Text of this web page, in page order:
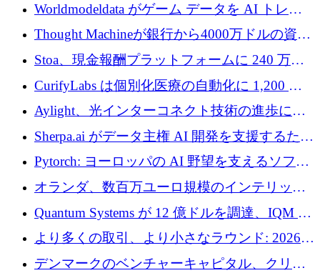
Worldmodeldata がゲーム データを AI トレー
ニングに変えるために 700 万ポンドを獲得
Thought Machineが銀行から4000万ドルの資金
調達、年間収益1億ドルを突破
Stoa、現金報酬プラットフォームに 240 万ド
ルを確保
CurifyLabs は個別化医療の自動化に 1,200 万
ユーロを寄付
Aylight、光インターコネクト技術の進歩に向
けて450万ユーロのプレシードラウンドを終了
Sherpa.ai がデータ主権 AI 開発を支援するため
に 1,800 万ドルを調達
Pytorch: ヨーロッパの AI 野望を支えるソフト
ウェア層
オランダ、数百万ユーロ規模のインテリック
との提携で軍用ドローンにソフトウェアファ
ースト戦略を採用
Quantum Systems が 12 億ドルを調達、IQM が
米国の主要取引所で初の欧州量子企業とな
る、6 月に欧州のスタートアップ資金調達
より多くの取引、より小さなラウンド: 2026
年 6 月に欧州のスタートアップ資金調達
デンマークのベンチャーキャピタル、クリメ